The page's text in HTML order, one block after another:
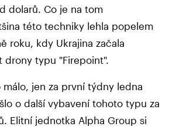
dolarů. Co je na tom
této techniky lehla popelem
roku, kdy Ukrajina začala
drony typu "Firepoint".
jen za první týdny ledna
o další vybavení tohoto typu za
Elitní jednotka Alpha Group si